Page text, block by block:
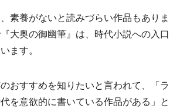
素養がないと読みづらい作品もありま
大奥の御幽筆』は、時代小説への入口
ます。
おすすめを知りたいと言われて、「ラ
を意欲的に書いている作品がある」と